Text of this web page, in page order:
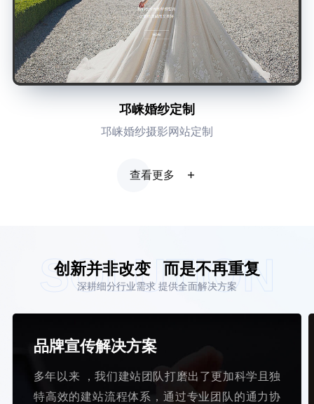
邛崃婚纱定制
邛崃婚纱摄影网站定制
查看更多
创新并非改变 而是不再重复
深耕细分行业需求 提供全面解决方案
SOLUTION
品牌宣传解决方案
多年以来 ，我们建站团队打磨出了更加科学且独
特高效的建站流程体系，通过专业团队的通力协